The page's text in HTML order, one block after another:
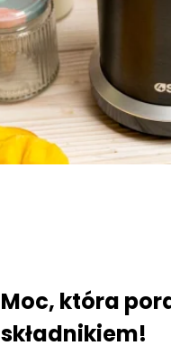
Moc, która
składnikiem!